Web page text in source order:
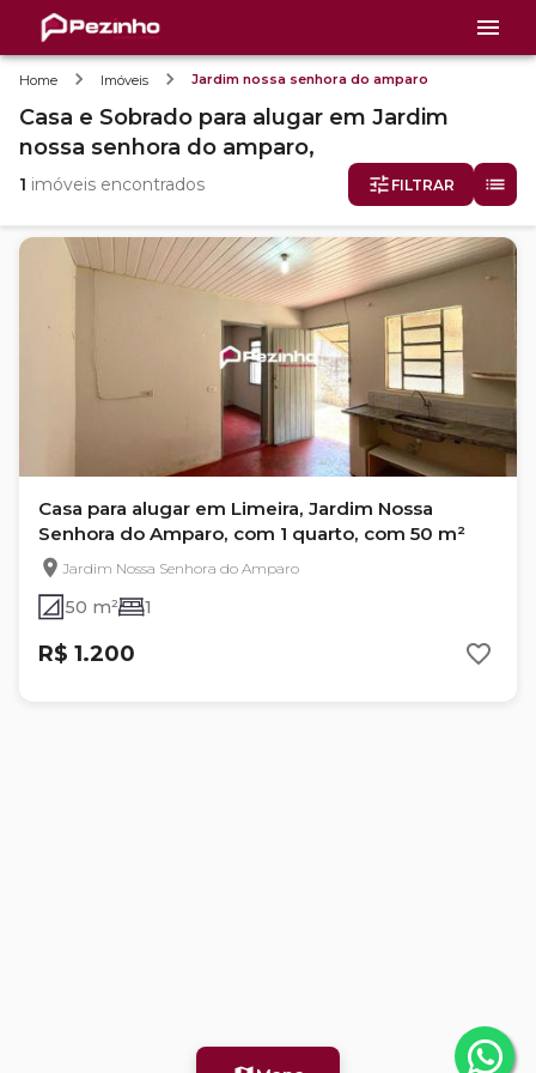
Home Imóveis Jardim nossa senhora do amparo
Casa e Sobrado para alugar em Jardim
nossa senhora do amparo,
1 imóveis encontrados FILTRAR
Casa para alugar em Limeira, Jardim Nossa
Senhora do Amparo, com 1 quarto, com 50 m²
Jardim Nossa Senhora do Amparo
50 m² 1
R$ 1.200